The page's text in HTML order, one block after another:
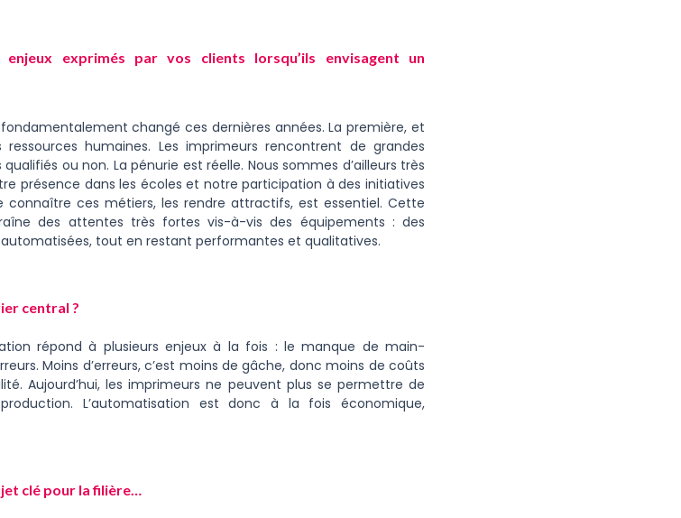
exprimés par vos clients lorsqu’ils envisagent un
changé ces dernières années. La première, et
humaines. Les imprimeurs rencontrent de grandes
ou non. La pénurie est réelle. Nous sommes d’ailleurs très
présence dans les écoles et notre participation à des initiatives
connaître ces métiers, les rendre attractifs, est essentiel. Cette
des attentes très fortes vis-à-vis des équipements : des
tout en restant performantes et qualitatives.
central ?
répond à plusieurs enjeux à la fois : le manque de main-
Moins d’erreurs, c’est moins de gâche, donc moins de coûts
Aujourd’hui, les imprimeurs ne peuvent plus se permettre de
L’automatisation est donc à la fois économique,
clé pour la filière…